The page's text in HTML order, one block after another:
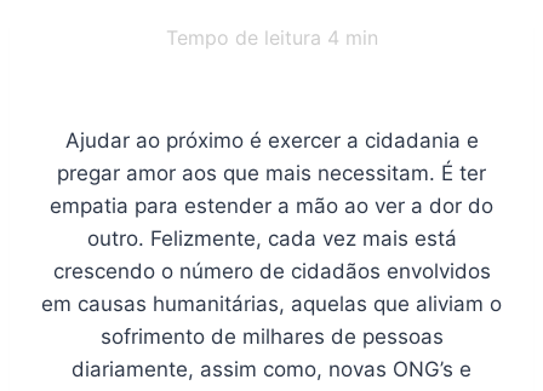
Tempo de leitura 4 min
Ajudar ao próximo é exercer a cidadania e
pregar amor aos que mais necessitam. É ter
empatia para estender a mão ao ver a dor do
outro. Felizmente, cada vez mais está
crescendo o número de cidadãos envolvidos
em causas humanitárias, aquelas que aliviam o
sofrimento de milhares de pessoas
diariamente, assim como, novas ONG’s e